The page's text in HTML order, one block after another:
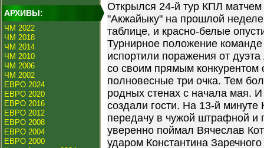
АРХИВЫ:
ЧМ 2022
ЧМ 2018
ЧМ 2014
ЧМ 2010
ЧМ 2006
ЧМ 2002
ЕВРО 2024
ЕВРО 2020
ЕВРО 2016
ЕВРО 2012
ЕВРО 2008
ЕВРО 2004
ЕВРО 2000
Открылся 24-й тур КПЛ матчем
"Акжайыку" на прошлой
таблице, и красно-белые
Турнирное положение
испортили поражения от
со своим прямым конкурентом
полновесные три очка. Тем
родных стенах с начала мая.
создали гости. На 13-й
передачу в чужой штрафной и
уверенно поймал Вячеслав
ударом Константина